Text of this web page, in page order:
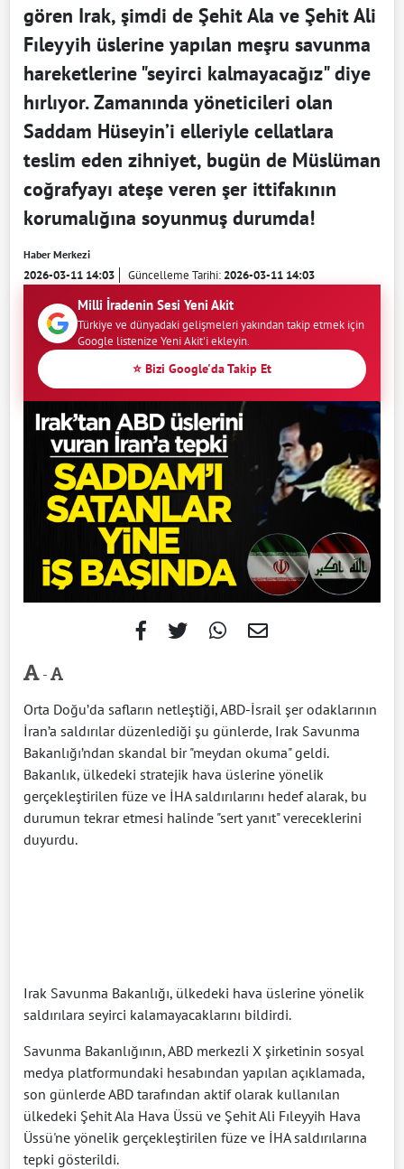
gören Irak, şimdi de Şehit Ala ve Şehit Ali
Fıleyyih üslerine yapılan meşru savunma
hareketlerine "seyirci kalmayacağız" diye
hırlıyor. Zamanında yöneticileri olan
Saddam Hüseyin’i elleriyle cellatlara
teslim eden zihniyet, bugün de Müslüman
coğrafyayı ateşe veren şer ittifakının
korumalığına soyunmuş durumda!
Haber Merkezi
2026-03-11 14:03 Güncelleme Tarihi:2026-03-11 14:03
Milli İradenin Sesi Yeni Akit
Türkiye ve dünyadaki gelişmeleri yakından takip etmek için
Google listenize Yeni Akit'i ekleyin.
⭐ Bizi Google'da Takip Et
-
Orta Doğu’da safların netleştiği, ABD-İsrail şer odaklarının
İran’a saldırılar düzenlediği şu günlerde, Irak Savunma
Bakanlığı’ndan skandal bir "meydan okuma" geldi.
Bakanlık, ülkedeki stratejik hava üslerine yönelik
gerçekleştirilen füze ve İHA saldırılarını hedef alarak, bu
durumun tekrar etmesi halinde "sert yanıt" vereceklerini
duyurdu.
Irak Savunma Bakanlığı, ülkedeki hava üslerine yönelik
saldırılara seyirci kalamayacaklarını bildirdi.
Savunma Bakanlığının, ABD merkezli X şirketinin sosyal
medya platformundaki hesabından yapılan açıklamada,
son günlerde ABD tarafından aktif olarak kullanılan
ülkedeki Şehit Ala Hava Üssü ve Şehit Ali Fıleyyih Hava
Üssü'ne yönelik gerçekleştirilen füze ve İHA saldırılarına
tepki gösterildi.